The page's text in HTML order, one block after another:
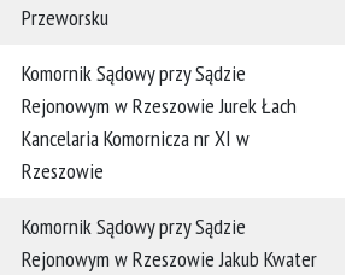
Przeworsku
Komornik Sądowy przy Sądzie
Rejonowym w Rzeszowie Jurek Łach
Kancelaria Komornicza nr XI w
Rzeszowie
Komornik Sądowy przy Sądzie
Rejonowym w Rzeszowie Jakub Kwater